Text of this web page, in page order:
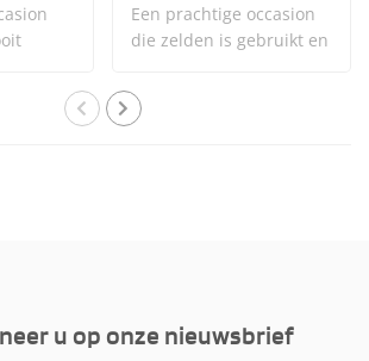
Een prachtige occasion
die zelden is gebruikt en
u op onze nieuwsbrief